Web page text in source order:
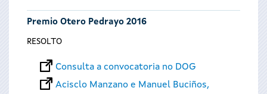
Premio Otero Pedrayo 2016
RESOLTO
Consulta a convocatoria no DOG
Acisclo Manzano e Manuel Buciños,